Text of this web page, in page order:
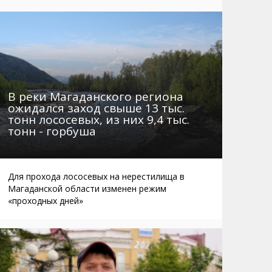
Автобусы Магадан – Аэропорт
Таблица приливов отливов
Не мусорить
Браконьеры
В реки Магаданского региона
ожидался заход свыше 13 тыс.
тонн лососевых, из них 9,4 тыс.
тонн - горбуша
Для прохода лососевых на нерестилища в
Магаданской области изменен режим
«проходных дней»